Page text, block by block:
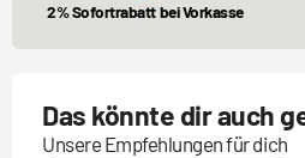
2% Sofortrabatt bei Vorkasse
Das könnte dir auch
Unsere Empfehlungen für dich